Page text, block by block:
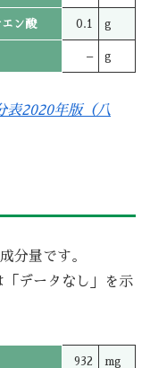
ン酸 0.1 g
– g
表2020年版（八
分量です。
データなし」を示
932 mg